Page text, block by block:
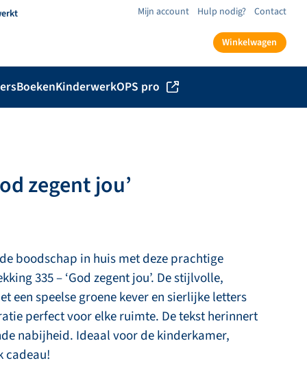
Mijn account Hulp nodig? Contact
Winkelwagen
BoekenKinderwerkOPS pro
zegent jou’
boodschap in huis met deze prachtige
335 – ‘God zegent jou’. De stijlvolle,
een speelse groene kever en sierlijke letters
perfect voor elke ruimte. De tekst herinnert
nabijheid. Ideaal voor de kinderkamer,
cadeau!